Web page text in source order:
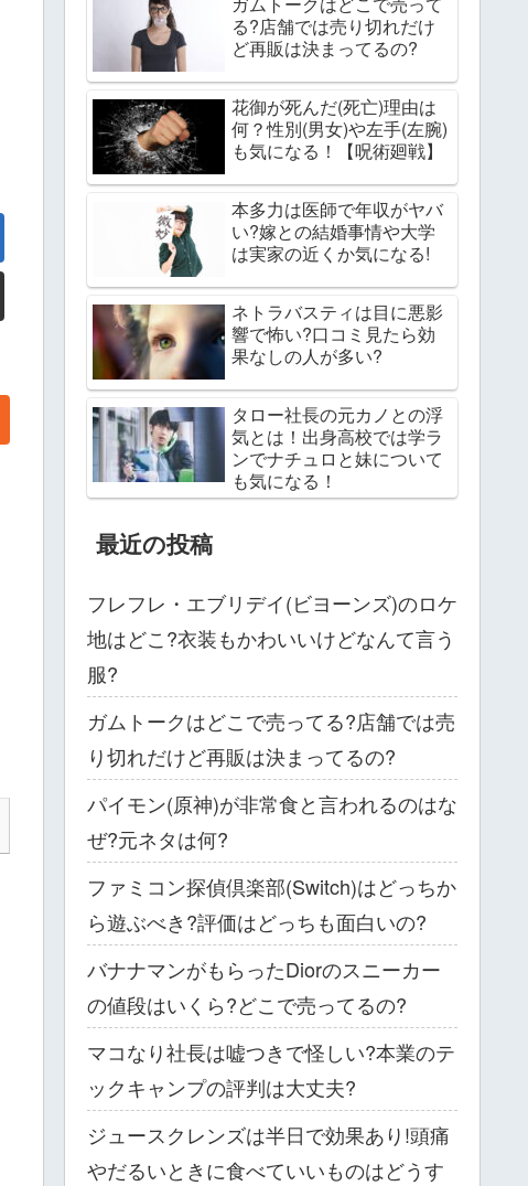
る?店舗では売り切れだけ
ど再販は決まってるの?
花御が死んだ(死亡)理由は
何？性別(男女)や左手(左腕)
も気になる！【呪術廻戦】
本多力は医師で年収がヤバ
い?嫁との結婚事情や大学
は実家の近くか気になる!
ネトラバスティは目に悪影
響で怖い?口コミ見たら効
果なしの人が多い?
タロー社長の元カノとの浮
気とは！出身高校では学ラ
ンでナチュロと妹について
も気になる！
最近の投稿
フレフレ・エブリデイ(ビヨーンズ)のロケ
地はどこ?衣装もかわいいけどなんて言う
服?
ガムトークはどこで売ってる?店舗では売
り切れだけど再販は決まってるの?
パイモン(原神)が非常食と言われるのはな
ぜ?元ネタは何?
ファミコン探偵倶楽部(Switch)はどっちか
ら遊ぶべき?評価はどっちも面白いの?
バナナマンがもらったDiorのスニーカー
の値段はいくら?どこで売ってるの?
マコなり社長は嘘つきで怪しい?本業のテ
ックキャンプの評判は大丈夫?
ジュースクレンズは半日で効果あり!頭痛
やだるいときに食べていいものはどうす